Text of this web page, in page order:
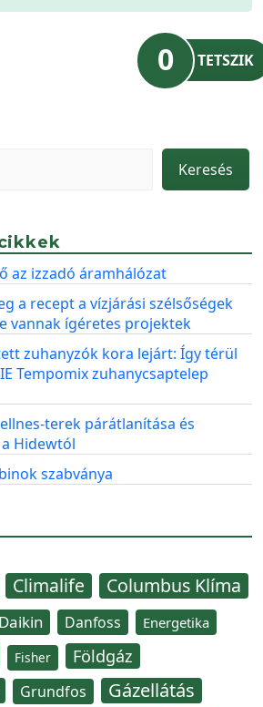
0 TETSZIK
Keresés
az izzadó áramhálózat
a recept a vízjárási szélsőségek
vannak ígéretes projektek
zuhanyzók kora lejárt: Így térül
Tempomix zuhanycsaptelep
terek párátlanítása és
Hidewtól
szabványa
Climalife Columbus Klíma
Daikin Danfoss Energetika
Fisher Földgáz
Grundfos Gázellátás